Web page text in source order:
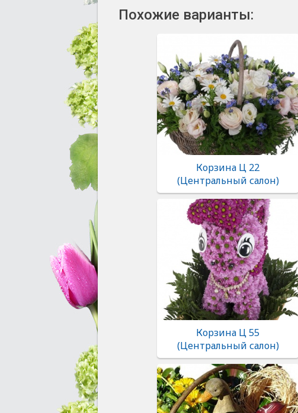
Похожие варианты:
Корзина Ц 22
(Центральный салон)
Корзина Ц 55
(Центральный салон)